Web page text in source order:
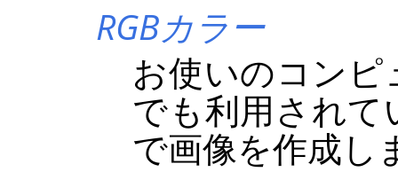
RGBカラー
お使いのコン
でも利用されて
で画像を作成し